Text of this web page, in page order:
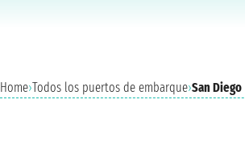
Home›Todos los puertos de embarque›San Diego